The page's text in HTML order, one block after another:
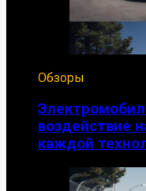
Обзоры
воздействие
каждой